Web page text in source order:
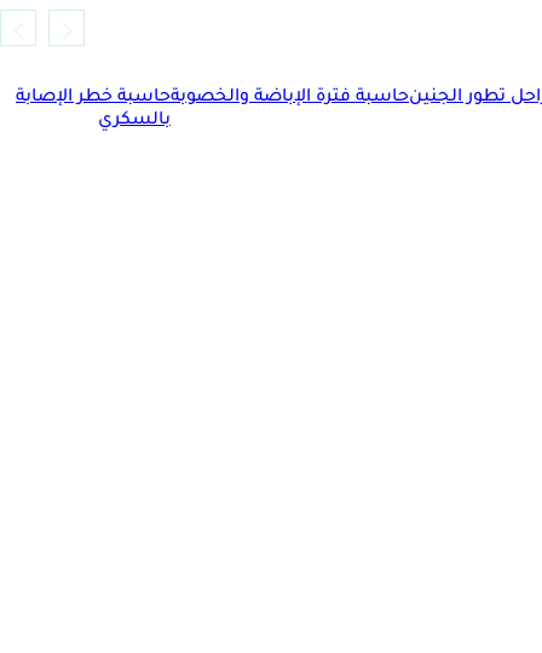
تطور الجنينحاسبة فترة الإباضة والخصوبةحاسبة خطر الإصابة
بالسكري